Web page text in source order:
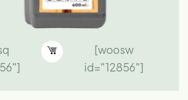
[woosw
id="12856"]